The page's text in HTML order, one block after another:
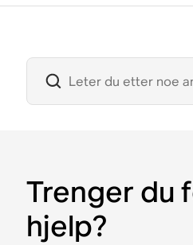
Trenger du
hjelp?